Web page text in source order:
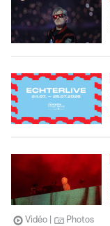
Vidéo Photos